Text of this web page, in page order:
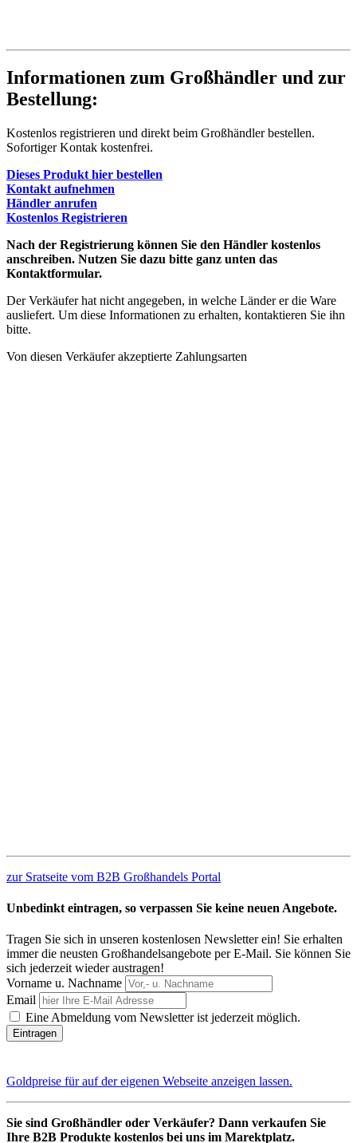
Informationen zum Großhändler und zur
Bestellung:
Kostenlos registrieren und direkt beim Großhändler bestellen.
Sofortiger Kontak kostenfrei.
Dieses Produkt hier bestellen
Kontakt aufnehmen
Händler anrufen
Kostenlos Registrieren
Nach der Registrierung können Sie den Händler kostenlos
anschreiben. Nutzen Sie dazu bitte ganz unten das
Kontaktformular.
Der Verkäufer hat nicht angegeben, in welche Länder er die Ware
ausliefert. Um diese Informationen zu erhalten, kontaktieren Sie ihn
bitte.
Von diesen Verkäufer akzeptierte Zahlungsarten
zur Sratseite vom B2B Großhandels Portal
Unbedinkt eintragen, so verpassen Sie keine neuen Angebote.
Tragen Sie sich in unseren kostenlosen Newsletter ein! Sie erhalten
immer die neusten Großhandelsangebote per E-Mail. Sie können Sie
sich jederzeit wieder austragen!
Vorname u. Nachname
Email
Eine Abmeldung vom Newsletter ist jederzeit möglich.
Goldpreise für auf der eigenen Webseite anzeigen lassen.
Sie sind Großhändler oder Verkäufer? Dann verkaufen Sie
Ihre B2B Produkte kostenlos bei uns im Marektplatz.